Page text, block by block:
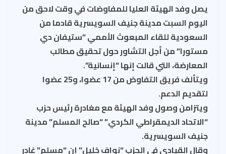
يصل وفد الهيئة العليا للمفاوضات في وقت لاحق من
اليوم السبت مدينة جنيف السويسرية قادما من
السعودية للقاء المبعوث الأممي “ستيفان دي
مستورا” من أجل التشاور حول تحقيق مطالب
المعارضة، التي قالت إنها “إنسانية”.
ويتألف فريق التفاوض من 17 عضوا، و25 عضوا
لتقديم الدعم.
ويتزامن وصول وفد الهيئة مع مغادرة رئيس حزب
“الاتحاد الديمقراطي الكردي” “صالح المسلم” مدينة
جنيف السويسرية.
وقال القيادي في الحزب “نواف خليل” إن “مسلم” غادر